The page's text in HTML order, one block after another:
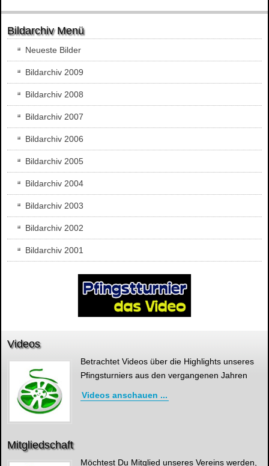
Bildarchiv Menü
Neueste Bilder
Bildarchiv 2009
Bildarchiv 2008
Bildarchiv 2007
Bildarchiv 2006
Bildarchiv 2005
Bildarchiv 2004
Bildarchiv 2003
Bildarchiv 2002
Bildarchiv 2001
Videos
Betrachtet Videos über die Highlights unseres
Pfingsturniers aus den vergangenen Jahren
Videos anschauen ...
Mitgliedschaft
Möchtest Du Mitglied unseres Vereins werden,